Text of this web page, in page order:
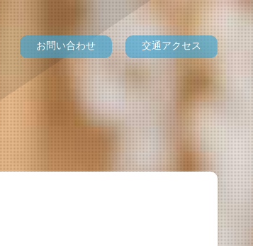
お問い合わせ 交通アクセス